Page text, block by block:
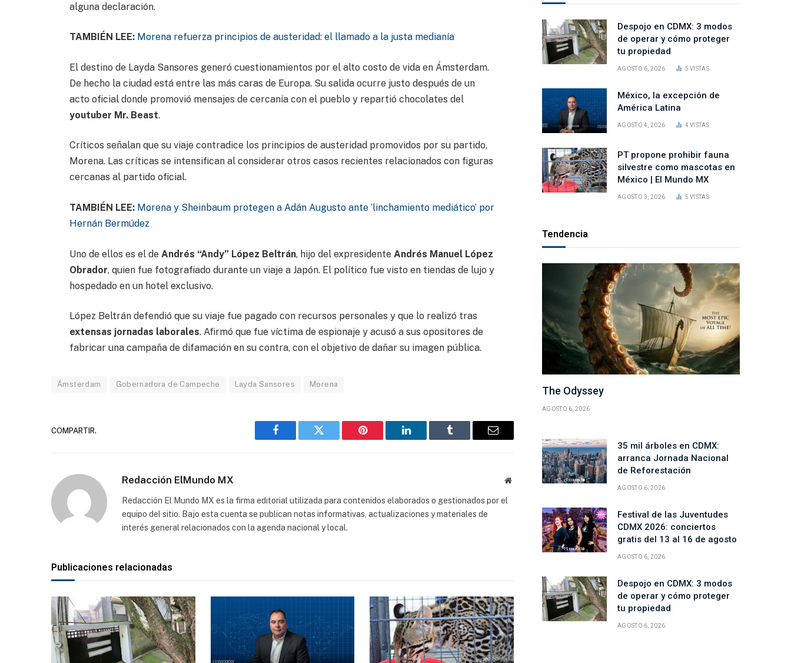
alguna declaración.
TAMBIÉN LEE: Morena refuerza principios de austeridad: el llamado a la justa medianía
El destino de Layda Sansores generó cuestionamientos por el alto costo de vida en Ámsterdam.
De hecho la ciudad está entre las más caras de Europa. Su salida ocurre justo después de un
acto oficial donde promovió mensajes de cercanía con el pueblo y repartió chocolates del
youtuber Mr. Beast.
Críticos señalan que su viaje contradice los principios de austeridad promovidos por su partido,
Morena. Las críticas se intensifican al considerar otros casos recientes relacionados con figuras
cercanas al partido oficial.
TAMBIÉN LEE: Morena y Sheinbaum protegen a Adán Augusto ante ‘linchamiento mediático’ por
Hernán Bermúdez
Uno de ellos es el de Andrés “Andy” López Beltrán, hijo del expresidente Andrés Manuel López
Obrador, quien fue fotografiado durante un viaje a Japón. El político fue visto en tiendas de lujo y
hospedado en un hotel exclusivo.
López Beltrán defendió que su viaje fue pagado con recursos personales y que lo realizó tras
extensas jornadas laborales. Afirmó que fue víctima de espionaje y acusó a sus opositores de
fabricar una campaña de difamación en su contra, con el objetivo de dañar su imagen pública.
Ámsterdam Gobernadora de Campeche Layda Sansores Morena
COMPARTIR.
Facebook Gorjeo Pinterest LinkedIn Tumblr
Correo
Redacción ElMundo MX
Sitio
Redacción El Mundo MX es la firma editorial utilizada para contenidos elaborados o gestionados por el
equipo del sitio. Bajo esta cuenta se publican notas informativas, actualizaciones y materiales de
interés general relacionados con la agenda nacional y local.
Publicaciones relacionadas
Despojo en CDMX: 3 modos
de operar y cómo proteger
tu propiedad
AGOSTO 6, 2026 5VISTAS
México, la excepción de
América Latina
AGOSTO 4, 2026 4VISTAS
PT propone prohibir fauna
silvestre como mascotas en
México | El Mundo MX
AGOSTO 3, 2026 5VISTAS
Tendencia
The Odyssey
AGOSTO 6, 2026
35 mil árboles en CDMX:
arranca Jornada Nacional
de Reforestación
AGOSTO 6, 2026
Festival de las Juventudes
CDMX 2026: conciertos
gratis del 13 al 16 de agosto
AGOSTO 6, 2026
Despojo en CDMX: 3 modos
de operar y cómo proteger
tu propiedad
AGOSTO 6, 2026